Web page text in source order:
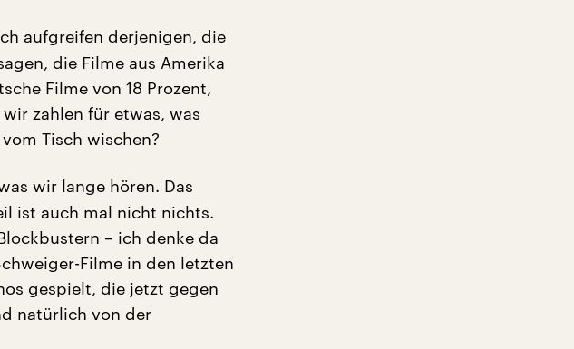
aufgreifen derjenigen, die
die Filme aus Amerika
Filme von 18 Prozent,
zahlen für etwas, was
Tisch wischen?
wir lange hören. Das
ist auch mal nicht nichts.
– ich denke da
Filme in den letzten
gespielt, die jetzt gegen
natürlich von der